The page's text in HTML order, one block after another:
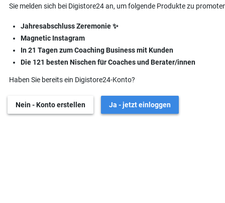
Sie melden sich bei Digistore24 an, um folgende Produkte zu
Jahresabschluss Zeremonie ✨
Magnetic Instagram
In 21 Tagen zum Coaching Business mit Kunden
Die 121 besten Nischen für Coaches und Berater/innen
Haben Sie bereits ein Digistore24-Konto?
Nein - Konto erstellen Ja - jetzt einloggen